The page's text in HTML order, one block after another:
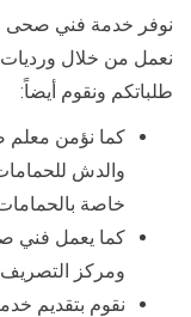
نعمل من خلال ورديات
طلباتكم ونقوم أيضاً:
كما نؤمن معلم
والدش
خاصة
كما يعمل فني
ومركز
نقوم بتقديم